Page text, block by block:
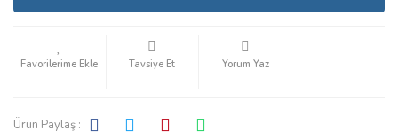
Tavsiye Et Yorum Yaz
Ürün Paylaş :